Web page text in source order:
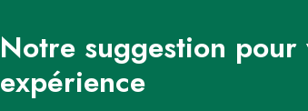
Notre suggestion pour
expérience